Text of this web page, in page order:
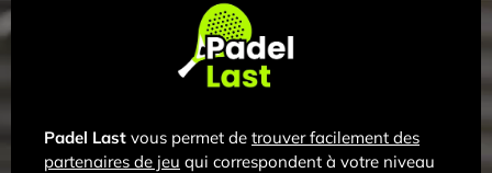
Padel Last vous permet de trouver facilement des
partenaires de jeu qui correspondent à votre niveau